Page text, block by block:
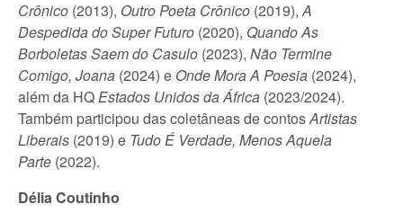
Crônico (2013), Outro Poeta Crônico (2019),A
Despedida do Super Futuro (2020), Quando As
Borboletas Saem do Casulo (2023), Não Termine
Comigo, Joana (2024) e Onde Mora A Poesia (2024),
além da HQEstados Unidos da África (2023/2024).
Também participou das coletâneas de contosArtistas
Liberais (2019) e Tudo É Verdade, Menos Aquela
Parte (2022).
Délia Coutinho